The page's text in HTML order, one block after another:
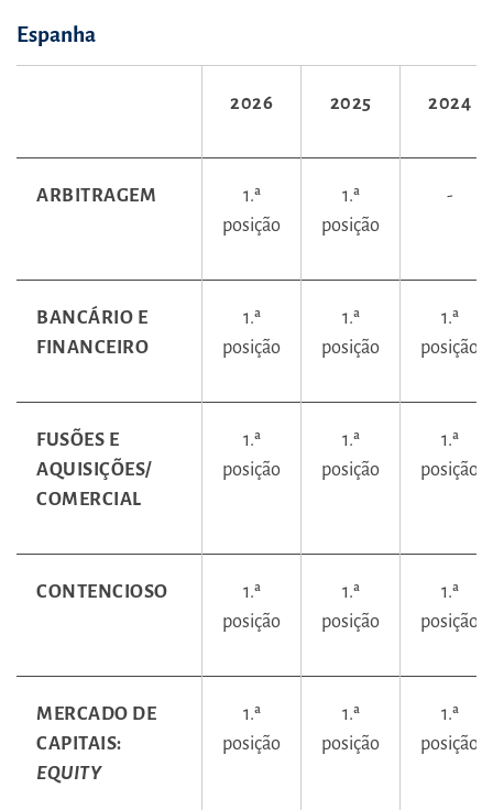
Espanha
2026 2025 2024
ARBITRAGEM
1.ª
posição
1.ª
posição
-
BANCÁRIO E
FINANCEIRO
1.ª
posição
1.ª
posição
1.ª
posição
FUSÕES E
AQUISIÇÕES/
COMERCIAL
1.ª
posição
1.ª
posição
1.ª
posição
CONTENCIOSO
1.ª
posição
1.ª
posição
1.ª
posição
MERCADO DE
CAPITAIS:
EQUITY
1.ª
posição
1.ª
posição
1.ª
posição